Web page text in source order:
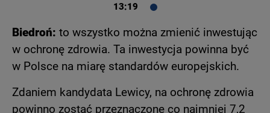
13:19
Biedroń: to wszystko można zmienić inwestując
w ochronę zdrowia. Ta inwestycja powinna być
w Polsce na miarę standardów europejskich.
Zdaniem kandydata Lewicy, na ochronę zdrowia
powinno zostać przeznaczone co najmniej 7,2